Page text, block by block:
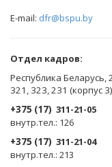
E-mail: dfr@bspu.by
Отдел кадров:
Республика Беларусь,
321, 323, 231 (корпус 3)
+375 (17) 311-21-05
внутр.тел.: 126
+375 (17) 311-21-04
внутр.тел.: 213